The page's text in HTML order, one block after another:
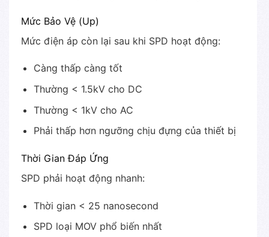
Mức Bảo Vệ (Up)
Mức điện áp còn lại sau khi SPD hoạt động:
Càng thấp càng tốt
Thường < 1.5kV cho DC
Thường < 1kV cho AC
Phải thấp hơn ngưỡng chịu đựng của thiết bị
Thời Gian Đáp Ứng
SPD phải hoạt động nhanh:
Thời gian < 25 nanosecond
SPD loại MOV phổ biến nhất